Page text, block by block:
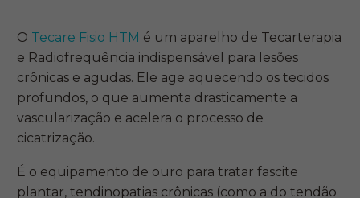
O Tecare Fisio HTM é um aparelho de Tecarterapia
e Radiofrequência indispensável para lesões
crônicas e agudas. Ele age aquecendo os tecidos
profundos, o que aumenta drasticamente a
vascularização e acelera o processo de
cicatrização.
É o equipamento de ouro para tratar fascite
plantar, tendinopatias crônicas (como a do tendão